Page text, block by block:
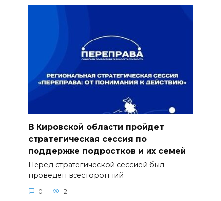
В Кировской области пройдет
стратегическая сессия по
поддержке подростков и их семей
Перед стратегической сессией был
проведен всесторонний
0 2